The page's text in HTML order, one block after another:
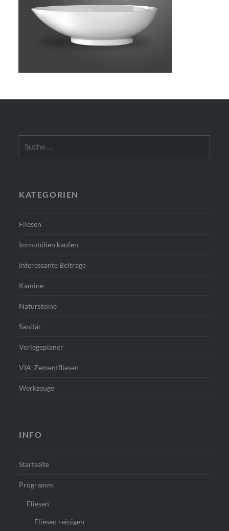
nach:
KATEGORIEN
Fliesen
Immobilien kaufen
interessante Beiträge
Kamine
Natursteine
Sanitär
Verlegeplaner
VIA-Zementfliesen
Werkzeuge
INFO
Startseite
Programm
Fliesen
Fliesen reinigen